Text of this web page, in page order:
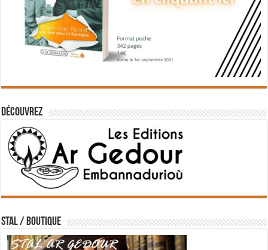
Découvrez
STAL / BOUTIQUE